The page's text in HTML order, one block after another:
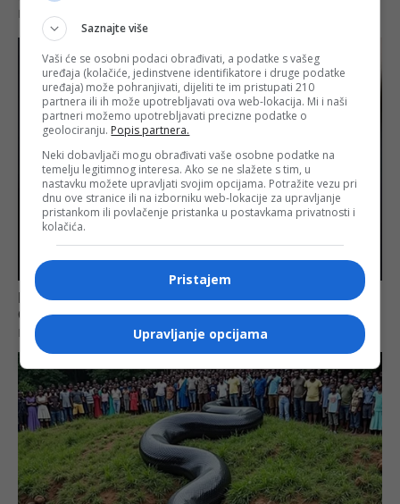
Saznajte više
Vaši će se osobni podaci obrađivati, a podatke s vašeg
uređaja (kolačiće, jedinstvene identifikatore i druge podatke
uređaja) može pohranjivati, dijeliti te im pristupati 210
partnera ili ih može upotrebljavati ova web-lokacija. Mi i naši
partneri možemo upotrebljavati precizne podatke o
geolociranju. Popis partnera.
Neki dobavljači mogu obrađivati vaše osobne podatke na
temelju legitimnog interesa. Ako se ne slažete s tim, u
nastavku možete upravljati svojim opcijama. Potražite vezu pri
dnu ove stranice ili na izborniku web-lokacije za upravljanje
pristankom ili povlačenje pristanka u postavkama privatnosti i
kolačića.
Pristajem
Upravljanje opcijama